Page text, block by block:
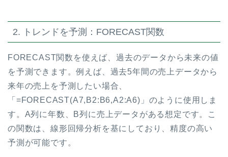
2. トレンドを予測：FORECAST関数
FORECAST関数を使えば、過去のデータから未来の値
を予測できます。例えば、過去5年間の売上データから
来年の売上を予測したい場合、
「=FORECAST(A7,B2:B6,A2:A6)」のように使用しま
す。A列に年数、B列に売上データがある想定です。こ
の関数は、線形回帰分析を基にしており、精度の高い
予測が可能です。